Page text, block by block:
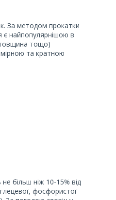
За методом прокатки
є найпопулярнішою в
товщина тощо)
та кратною
більш ніж 10-15% від
фосфористої